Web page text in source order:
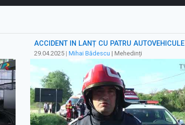
ACCIDENT ÎN LANȚ CU PATRU AUTOVEHICULE
29.04.2025 | Mihai Bădescu | Mehedinți